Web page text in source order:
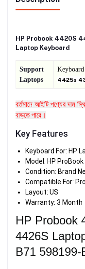
HP Probook 4420S
Laptop Keyboard
Support
Laptops
4425s
বর্তমানে আইটি পণ্যের দাম
বাড়তে পারে।
Key Features
Keyboard For: HP
Model: HP
Condition: Brand
Compatible For:
Layout: US
Warranty: 3 Month
HP Probook
4426S
B71